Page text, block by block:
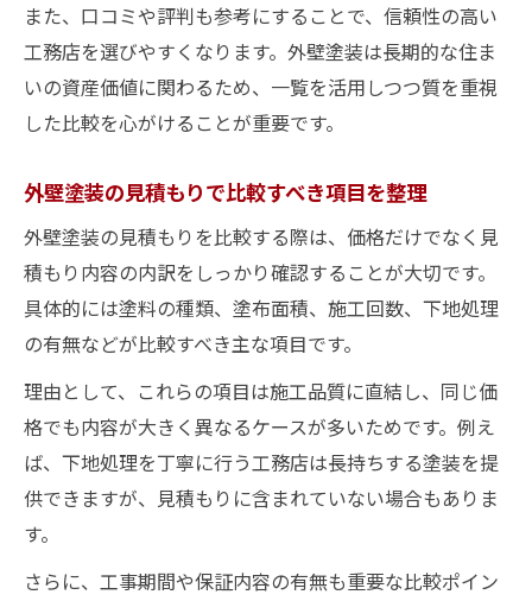
また、口コミや評判も参考にすることで、信頼性の高い
工務店を選びやすくなります。外壁塗装は長期的な住ま
いの資産価値に関わるため、一覧を活用しつつ質を重視
した比較を心がけることが重要です。
外壁塗装の見積もりで比較すべき項目を整理
外壁塗装の見積もりを比較する際は、価格だけでなく見
積もり内容の内訳をしっかり確認することが大切です。
具体的には塗料の種類、塗布面積、施工回数、下地処理
の有無などが比較すべき主な項目です。
理由として、これらの項目は施工品質に直結し、同じ価
格でも内容が大きく異なるケースが多いためです。例え
ば、下地処理を丁寧に行う工務店は長持ちする塗装を提
供できますが、見積もりに含まれていない場合もありま
す。
さらに、工事期間や保証内容の有無も重要な比較ポイン